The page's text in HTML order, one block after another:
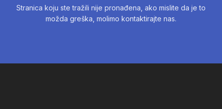
Stranica koju ste tražili nije pronađena, ako mislite da je to
možda greška, molimo kontaktirajte nas.